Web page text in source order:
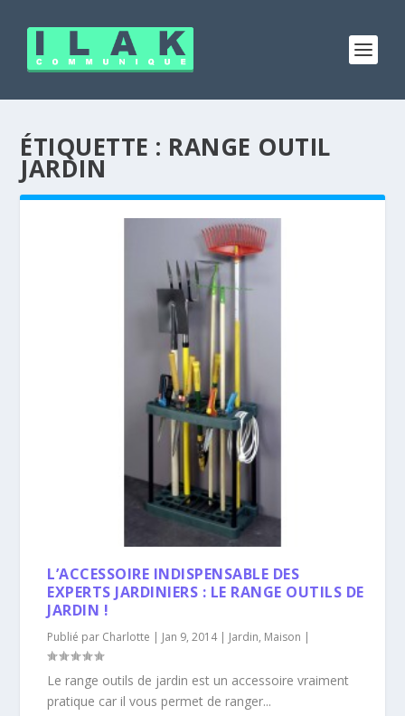
ÉTIQUETTE : RANGE OUTIL
JARDIN
L’ACCESSOIRE INDISPENSABLE DES
EXPERTS JARDINIERS : LE RANGE OUTILS DE
JARDIN !
Publié par Charlotte | Jan 9, 2014| Jardin, Maison |
Le range outils de jardin est un accessoire vraiment
pratique car il vous permet de ranger...